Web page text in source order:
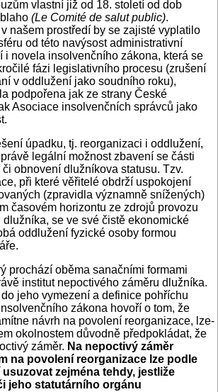
vlastní již od 18. století od dob
(Le Comité de salut public).
našem prostředí by se zajisté vyplatilo
od této navýsost administrativní
i novela insolvenčního zákona, která se
fázi legislativního procesu (zrušení
v oddlužení jako soudního roku),
podpořena jak ze strany České
Asociace insolvenčních správců jako
úpadku, tj. reorganizaci i oddlužení,
legální možnost zbavení se části
obnovení dlužníkova statusu. Tzv.
při které věřitelé obdrží uspokojení
(zpravidla významně snížených)
časovém horizontu ze zdrojů provozu
se ve své čistě ekonomické
oddlužení fyzické osoby formou
prochází oběma sanačními formami
institut nepoctivého záměru dlužníka.
jeho vymezení a definice pohříchu
zákona hovoří o tom, že
návrh na povolení reorganizace, lze-
okolnostem důvodně předpokládat, že
záměr. Na nepoctivý záměr
na povolení reorganizace lze podle
zejména tehdy, jestliže
jeho statutárního orgánu